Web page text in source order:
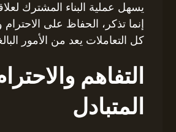
يسهل عملية البناء المشترك
إنما تذكر، الحفاظ على الاحترام
كل التعاملات يعد من الأمور
التفاهم
المتبادل